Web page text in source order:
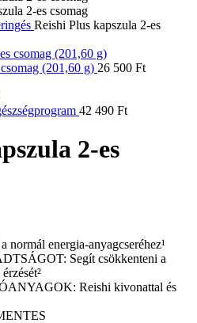
Reishi Plus kapszula 2-es
(201,60 g) 26 500 Ft
42 490 Ft
2-es
energia-anyagcseréhez¹
Segít csökkenteni a
Reishi kivonattal és